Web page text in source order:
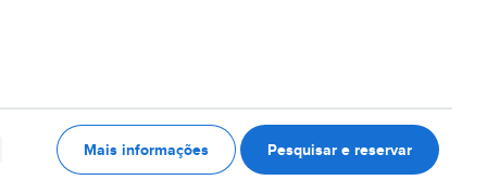
Mais informações Pesquisar e reservar